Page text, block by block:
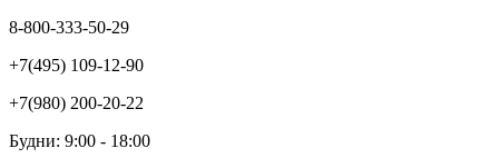
8-800-333-50-29
+7(495) 109-12-90
+7(980) 200-20-22
Будни: 9:00 - 18:00